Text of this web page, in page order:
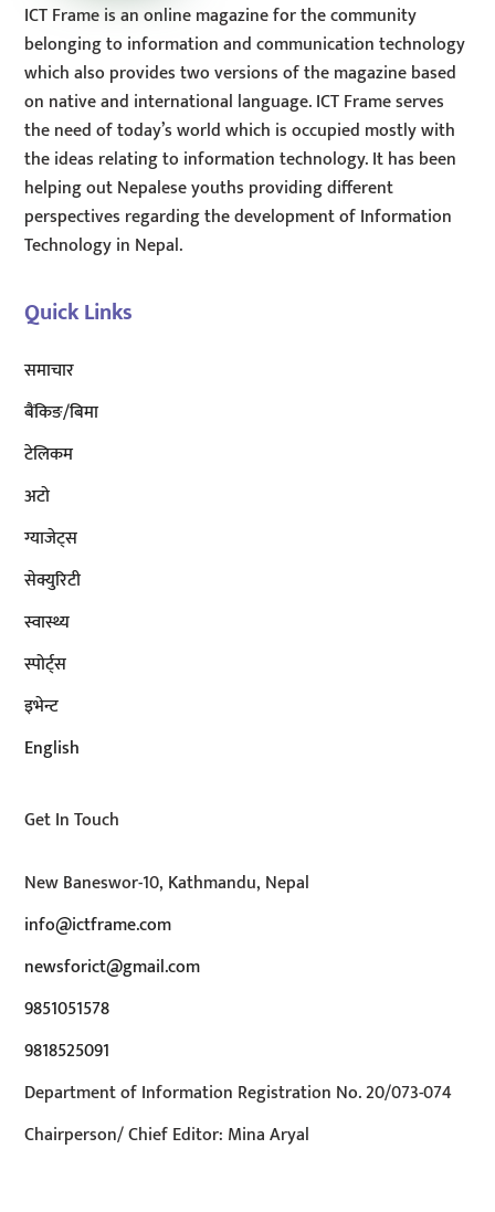
ICT Frame is an online magazine for the community
belonging to information and communication technology
which also provides two versions of the magazine based
on native and international language. ICT Frame serves
the need of today’s world which is occupied mostly with
the ideas relating to information technology. It has been
helping out Nepalese youths providing different
perspectives regarding the development of Information
Technology in Nepal.
Quick Links
समाचार
बैंकिङ/बिमा
टेलिकम
अटाे
ग्याजेट्स
सेक्युरिटी
स्वास्थ्य
स्पोर्ट्स
इभेन्ट
English
Get In Touch
New Baneswor-10, Kathmandu, Nepal
info@ictframe.com
newsforict@gmail.com
9851051578
9818525091
Department of Information Registration No. 20/073-074
Chairperson/ Chief Editor: Mina Aryal